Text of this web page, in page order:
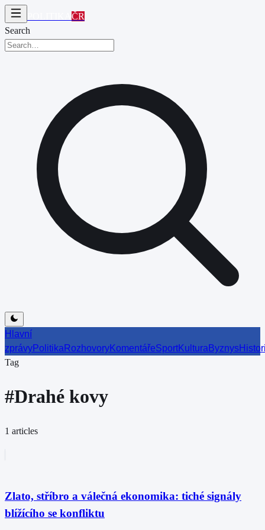
ČR
Search
Hlavní
zprávyPolitika RozhovoryKomentářeSportKultura Byznys
Tag
#Drahé kovy
1 articles
Zlato, stříbro a válečná ekonomika: tiché signály
blížícího se konfliktu